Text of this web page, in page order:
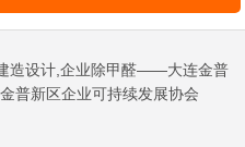
造设计,企业除甲醛——大连金普
普新区企业可持续发展协会